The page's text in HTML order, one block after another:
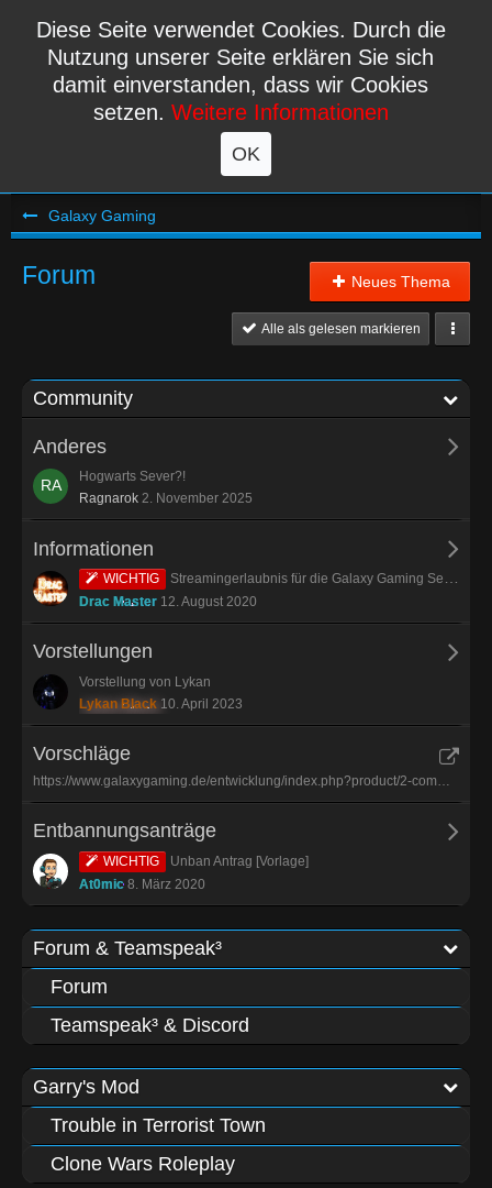
Galaxy Gaming
Forum Neues Thema
Alle als gelesen markieren
Community
Anderes
Hogwarts Sever?!
Ragnarok 2. November 2025
Informationen
WICHTIG
Streamingerlaubnis für die Galaxy Gaming Server
Drac Master 12. August 2020
Vorstellungen
Vorstellung von Lykan
Lykan Black 10. April 2023
Vorschläge
https://www.galaxygaming.de/entwicklung/index.php?product/2-community/
Entbannungsanträge
WICHTIG
Unban Antrag [Vorlage]
At0mic 8. März 2020
Forum & Teamspeak³
Forum
Teamspeak³ & Discord
Garry's Mod
Trouble in Terrorist Town
Clone Wars Roleplay
Diese Seite verwendet Cookies. Durch die
Nutzung unserer Seite erklären Sie sich
damit einverstanden, dass wir Cookies
setzen. Weitere Informationen
OK